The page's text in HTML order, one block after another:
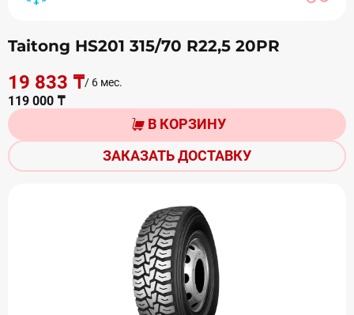
Taitong HS201 315/70 R22,5 20PR
19 833 ₸/ 6 мес.
119 000 ₸
В КОРЗИНУ
ЗАКАЗАТЬ ДОСТАВКУ